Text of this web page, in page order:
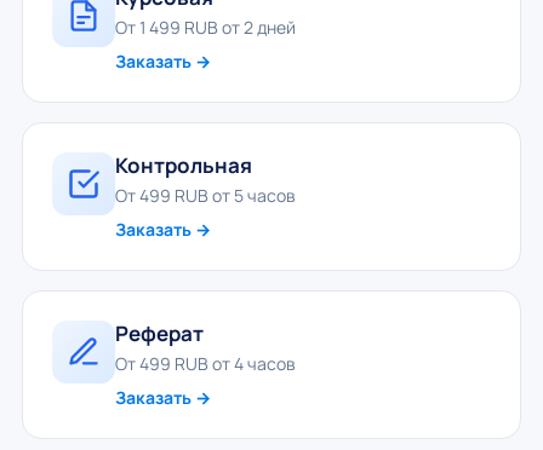
От 1 499 RUB от 2 дней
Заказать →
Контрольная
От 499 RUB от 5 часов
Заказать →
Реферат
От 499 RUB от 4 часов
Заказать →